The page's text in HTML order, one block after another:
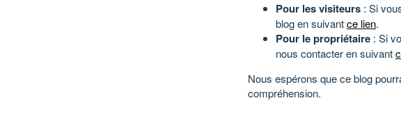
Pour les visiteurs : Si
blog en suivantce lien.
Pour le propriétaire : Si
nous contacter en suivant
Nous espérons que ce blog
compréhension.